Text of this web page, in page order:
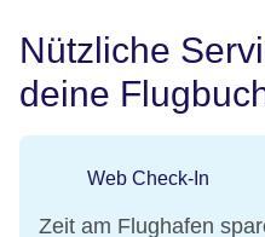
Nützliche
deine
Web Check-In
Zeit am Flughafen